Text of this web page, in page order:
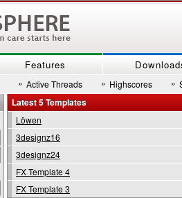
Features
» Active Threads » Highscores »
Latest 5 Templates
Löwen
3designz16
3designz24
FX Template 4
FX Template 3